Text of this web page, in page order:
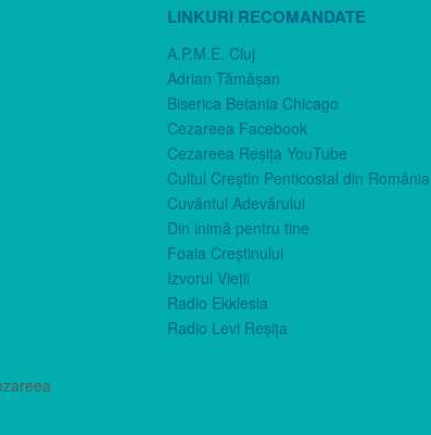
LINKURI RECOMANDATE
A.P.M.E. Cluj
Adrian Tămăşan
Biserica Betania Chicago
Cezareea Facebook
Cezareea Reşiţa YouTube
Cultul Creştin Penticostal din România
Cuvântul Adevărului
Din inimă pentru tine
Foaia Creştinului
Izvorul Vieţii
Radio Ekklesia
Radio Levi Reşiţa